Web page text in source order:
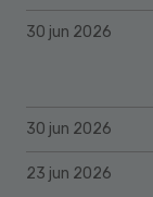
30 jun 2026
30 jun 2026
23 jun 2026